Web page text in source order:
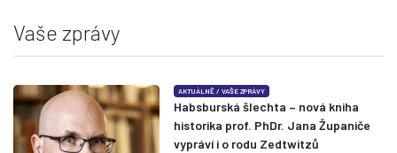
Vaše zprávy
AKTUÁLNĚ/ VAŠE ZPRÁVY
Habsburská šlechta – nová kniha
historika prof. PhDr. Jana Županiče
vypráví i o rodu Zedtwitzů